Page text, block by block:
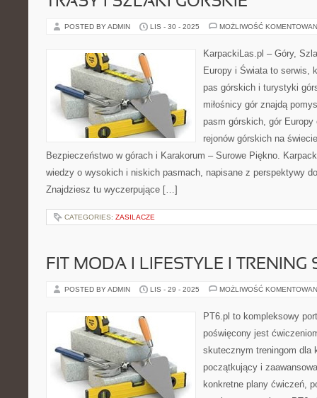
POSTED BY ADMIN LIS - 30 - 2025 MOŻLIWOŚĆ
KarpackiLas.pl – Góry,
Europy i Świata to serwis,
pas górskich i turystyki
miłośnicy gór znajdą
pasm górskich, gór
rejonów górskich na
Bezpieczeństwo w górach i Karakorum – Surowe Piękno.
wiedzy o wysokich i niskich pasmach, napisane z perspektywy
Znajdziesz tu wyczerpujące […]
CATEGORIES: ZASILACZE
FIT MODA I LIFESTYLE I TRENING
POSTED BY ADMIN LIS - 29 - 2025 MOŻLIWOŚĆ
PT6.pl to kompleksowy
poświęcony jest
skutecznym treningom dla
początkujący i
konkretne plany ćwiczeń,